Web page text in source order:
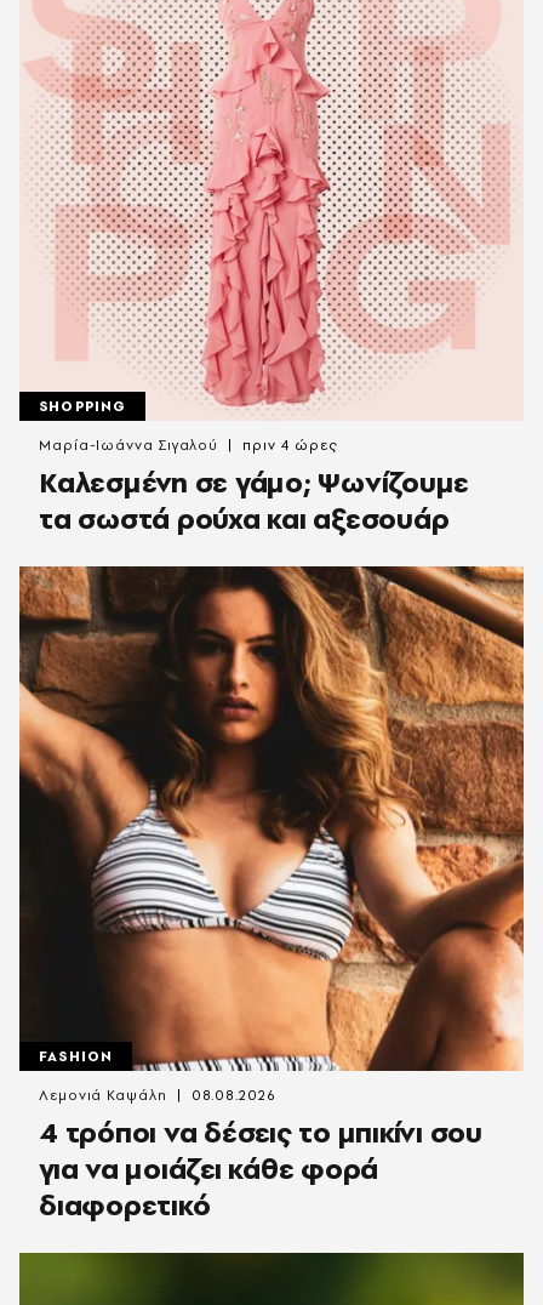
SHOPPING
Καλεσμένη σε γάμο; Ψωνίζουμε
τα σωστά ρούχα και αξεσουάρ
Μαρία-Ιωάννα Σιγαλού πριν 4 ώρες
FASHION
4 τρόποι να δέσεις το μπικίνι σου
για να μοιάζει κάθε φορά
διαφορετικό
Λεμονιά Καψάλη 08.08.2026